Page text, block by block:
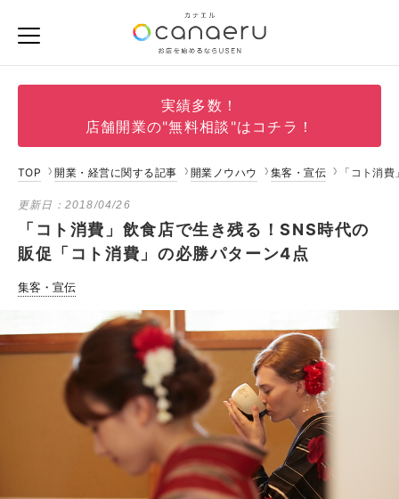
実績多数！
店舗開業の"無料相談"はコチラ！
TOP 開業・経営に関する記事 開業ノウハウ 集客・宣伝 「コト消
更新日： 2018/04/26
「コト消費」飲食店で生き残る！SNS時代の
販促「コト消費」の必勝パターン4点
集客・宣伝